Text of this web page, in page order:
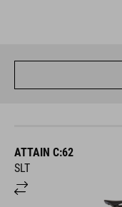
ATTAIN C:62
SLT